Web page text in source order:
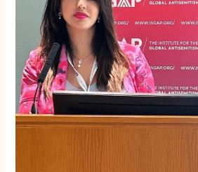
Antisemitisme
Beleid
(ISGAP)
pakt
het
toenemende
antisemitisme
aan